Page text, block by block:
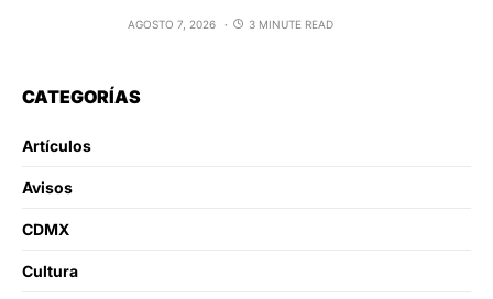
AGOSTO 7, 2026 3 MINUTE READ
CATEGORÍAS
Artículos
Avisos
CDMX
Cultura